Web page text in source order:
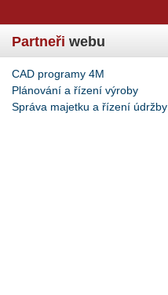
Partneři webu
CAD programy 4M
Plánování a řízení výroby
Správa majetku a řízení údržby